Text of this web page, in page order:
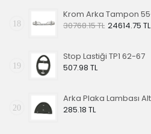
18
30768.15 TL 24614.75 TL
19
Stop Lastiği TP1 62-67
507.98 TL
20
285.18 TL